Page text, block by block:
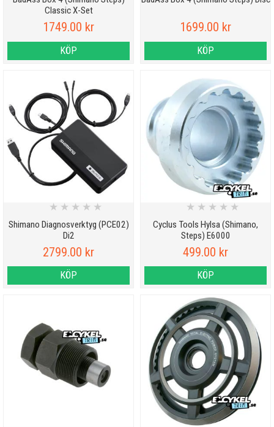
Classic X-Set
1749.00 kr
KÖP
1699.00 kr
KÖP
Shimano Diagnosverktyg (PCE02)
Di2
★ ★ ★ ★ ★
2799.00 kr
KÖP
Cyclus Tools Hylsa (Shimano,
Steps) E6000
★ ★ ★ ★ ★
499.00 kr
KÖP